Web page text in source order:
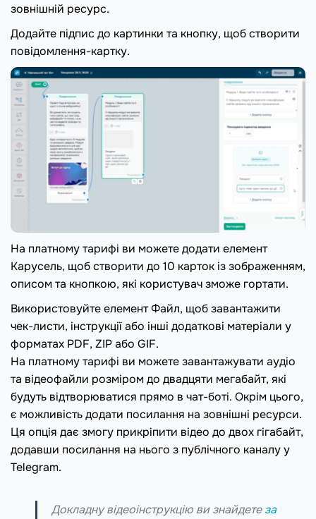
зовнішній ресурс.
Додайте підпис до картинки та кнопку, щоб створити
повідомлення-картку.
На платному тарифі ви можете додати елемент
Карусель, щоб створити до 10 карток із зображенням,
описом та кнопкою, які користувач зможе гортати.
Використовуйте елемент Файл, щоб завантажити
чек-листи, інструкції або інші додаткові матеріали у
форматах PDF, ZIP або GIF.
На платному тарифі ви можете завантажувати аудіо
та відеофайли розміром до двадцяти мегабайт, які
будуть відтворюватися прямо в чат-боті. Окрім цього,
є можливість додати посилання на зовнішні ресурси.
Ця опція дає змогу прикріпити відео до двох гігабайт,
додавши посилання на нього з публічного каналу у
Telegram.
Докладну відеоінструкцію ви знайдетеза